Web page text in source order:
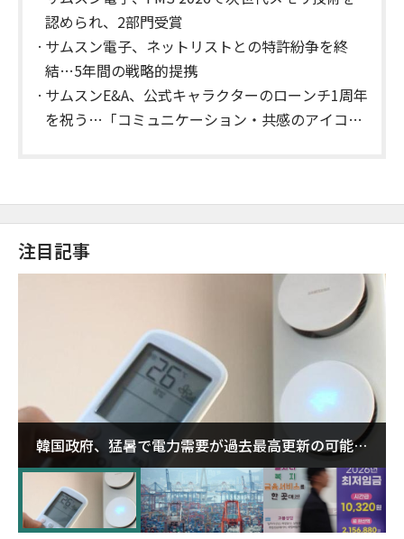
認められ、2部門受賞
サムスン電子、ネットリストとの特許紛争を終
結…5年間の戦略的提携
サムスンE&A、公式キャラクターのローンチ1周年
を祝う…「コミュニケーション・共感のアイコン
注目記事
韓国政府、猛暑で電力需要が過去最高更新の可能性
に需給対応体制を点検